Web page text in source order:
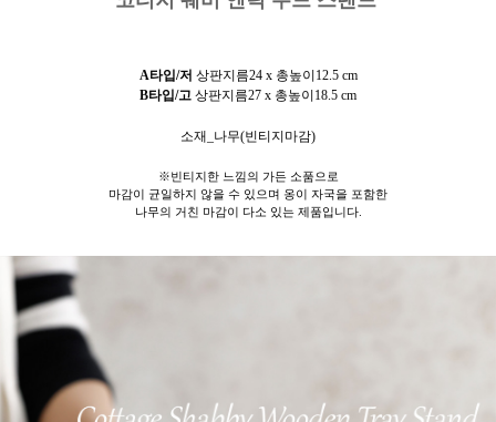
A타입/저 상판지름24 x 총높이12.5 cm
B타입/고 상판지름27 x 총높이18.5 cm
소재_나무(빈티지마감)
※빈티지한 느낌의 가든 소품으로
마감이 균일하지 않을 수 있으며 옹이 자국을 포함한
나무의 거친 마감이 다소 있는 제품입니다.